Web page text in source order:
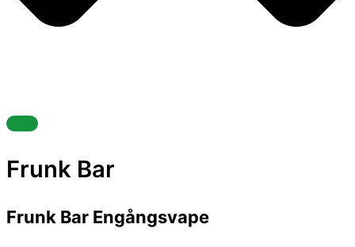
Frunk Bar
Frunk Bar Engångsvape